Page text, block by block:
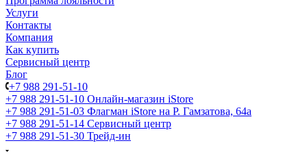
Услуги
Контакты
Компания
Как купить
Сервисный центр
Блог
+7 988 291-51-10
+7 988 291-51-10 Онлайн-магазин iStore
+7 988 291-51-03 Флагман iStore на Р. Гамзатова, 64а
+7 988 291-51-14 Сервисный центр
+7 988 291-51-30 Трейд-ин